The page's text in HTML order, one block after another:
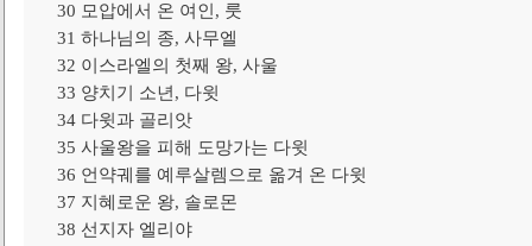
30 모압에서 온 여인, 룻
31 하나님의 종, 사무엘
32 이스라엘의 첫째 왕, 사울
33 양치기 소년, 다윗
34 다윗과 골리앗
35 사울왕을 피해 도망가는 다윗
36 언약궤를 예루살렘으로 옮겨 온 다윗
37 지혜로운 왕, 솔로몬
38 선지자 엘리야